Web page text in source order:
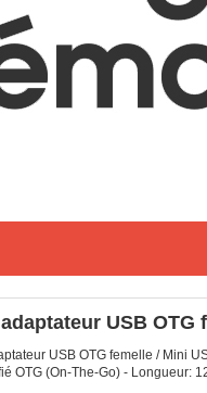
USB OTG
USB OTG femelle / Mini
OTG (On-The-Go) - Longueur: